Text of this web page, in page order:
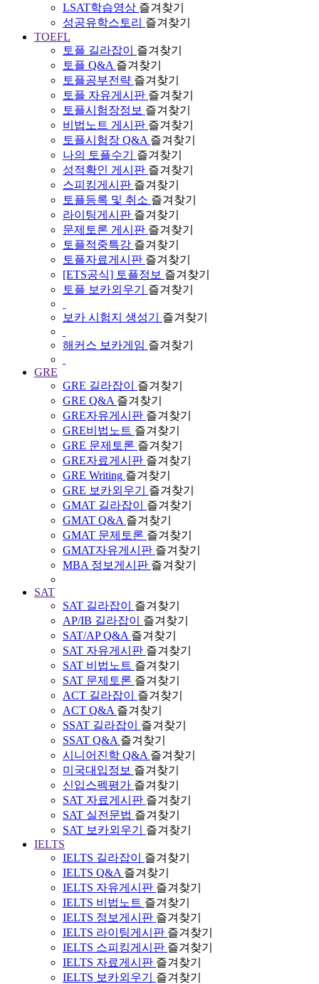
LSAT학습영상 즐겨찾기
성공유학스토리 즐겨찾기
TOEFL
토플 길라잡이
즐겨찾기
토플 Q&A 즐겨찾기
토플공부전략 즐겨찾기
토플 자유게시판 즐겨찾기
토플시험장정보 즐겨찾기
비법노트 게시판 즐겨찾기
토플시험장 Q&A 즐겨찾기
나의 토플수기
즐겨찾기
성적확인 게시판 즐겨찾기
스피킹게시판 즐겨찾기
토플등록 및 취소 즐겨찾기
라이팅게시판 즐겨찾기
문제토론 게시판 즐겨찾기
토플적중특강 즐겨찾기
토플자료게시판 즐겨찾기
[ETS공식] 토플정보 즐겨찾기
토플 보카외우기
즐겨찾기
보카 시험지 생성기 즐겨찾기
해커스 보카게임 즐겨찾기
GRE
GRE 길라잡이
즐겨찾기
GRE Q&A 즐겨찾기
GRE자유게시판 즐겨찾기
GRE비법노트 즐겨찾기
GRE 문제토론 즐겨찾기
GRE자료게시판 즐겨찾기
GRE Writing 즐겨찾기
GRE 보카외우기
즐겨찾기
GMAT 길라잡이
즐겨찾기
GMAT Q&A 즐겨찾기
GMAT 문제토론 즐겨찾기
GMAT자유게시판 즐겨찾기
MBA 정보게시판 즐겨찾기
SAT
SAT 길라잡이
즐겨찾기
AP/IB 길라잡이
즐겨찾기
SAT/AP Q&A 즐겨찾기
SAT 자유게시판 즐겨찾기
SAT 비법노트 즐겨찾기
SAT 문제토론 즐겨찾기
ACT 길라잡이
즐겨찾기
ACT Q&A 즐겨찾기
SSAT 길라잡이
즐겨찾기
SSAT Q&A 즐겨찾기
시니어진학 Q&A 즐겨찾기
미국대입정보 즐겨찾기
신입스펙평가 즐겨찾기
SAT 자료게시판 즐겨찾기
SAT 실전문법 즐겨찾기
SAT 보카외우기
즐겨찾기
IELTS
IELTS 길라잡이
즐겨찾기
IELTS Q&A 즐겨찾기
IELTS 자유게시판 즐겨찾기
IELTS 비법노트 즐겨찾기
IELTS 정보게시판 즐겨찾기
IELTS 라이팅게시판 즐겨찾기
IELTS 스피킹게시판 즐겨찾기
IELTS 자료게시판 즐겨찾기
IELTS 보카외우기
즐겨찾기